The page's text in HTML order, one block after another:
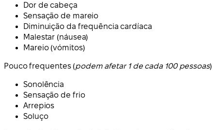
Dor de cabeça
Sensação de mareio
Diminuição da frequência cardíaca
Malestar (náusea)
Mareio (vómitos)
Pouco frequentes (podem afetar 1 de cada 100 pessoas)
Sonolência
Sensação de frio
Arrepios
Soluço